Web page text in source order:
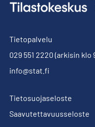
Tietopalvelu
029 551 2220 (arkisin klo
info@stat.fi
Tietosuojaseloste
Saavutettavuusseloste